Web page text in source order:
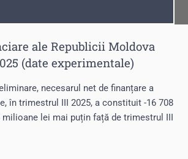
ale Republicii Moldova
(date experimentale)
necesarul net de finanțare a
în trimestrul III 2025, a constituit -16 708
milioane lei mai puțin față de trimestrul III